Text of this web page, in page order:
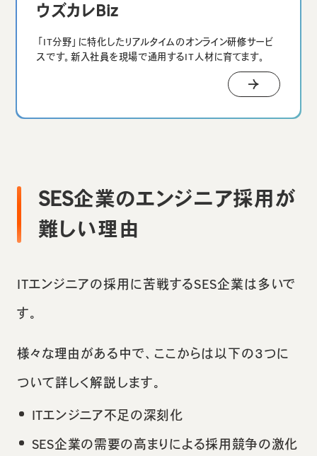
ウズカレBiz
「IT分野」に特化したリアルタイムのオンライン研修サービ
スです。新入社員を現場で通用するIT人材に育てます。
SES企業のエンジニア採用が
難しい理由
ITエンジニアの採用に苦戦するSES企業は多いで
す。
様々な理由がある中で、ここからは以下の3つに
ついて詳しく解説します。
ITエンジニア不足の深刻化
SES企業の需要の高まりによる採用競争の激化